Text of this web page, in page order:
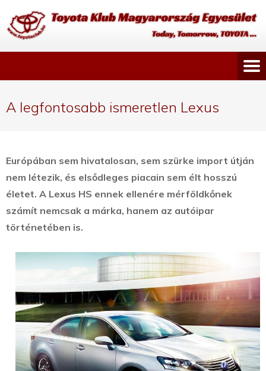
A legfontosabb ismeretlen Lexus
Európában sem hivatalosan, sem szürke import útján
nem létezik, és elsődleges piacain sem élt hosszú
életet. A Lexus HS ennek ellenére mérföldkőnek
számít nemcsak a márka, hanem az autóipar
történetében is.